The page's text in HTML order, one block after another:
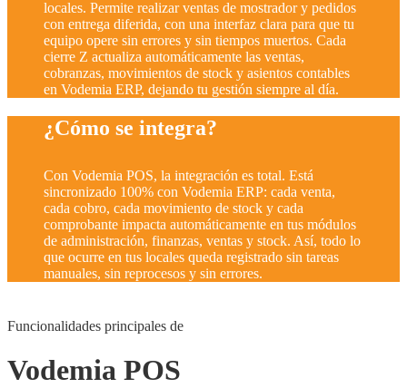
locales. Permite realizar ventas de mostrador y pedidos
con entrega diferida, con una interfaz clara para que tu
equipo opere sin errores y sin tiempos muertos. Cada
cierre Z actualiza automáticamente las ventas,
cobranzas, movimientos de stock y asientos contables
en Vodemia ERP, dejando tu gestión siempre al día.
¿Cómo se integra?
Con Vodemia POS, la integración es total. Está
sincronizado 100% con Vodemia ERP: cada venta,
cada cobro, cada movimiento de stock y cada
comprobante impacta automáticamente en tus módulos
de administración, finanzas, ventas y stock. Así, todo lo
que ocurre en tus locales queda registrado sin tareas
manuales, sin reprocesos y sin errores.
Funcionalidades principales de
Vodemia POS